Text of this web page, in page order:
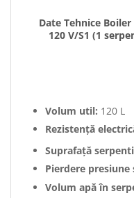
Date Tehnice Boiler
120 V/S1 (1
Volum util: 120 L
Rezistență
Suprafață
Pierdere presiune
Volum apă în